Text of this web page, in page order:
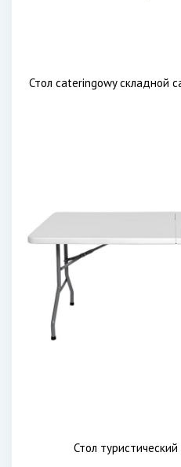
Стол cateringowy складной
Стол